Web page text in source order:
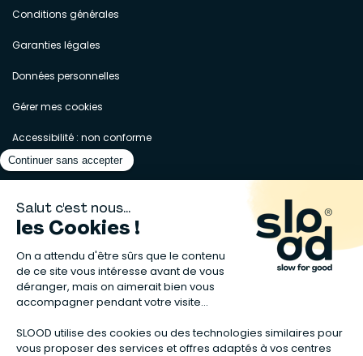
Conditions générales
Garanties légales
Données personnelles
Gérer mes cookies
Accessibilité : non conforme